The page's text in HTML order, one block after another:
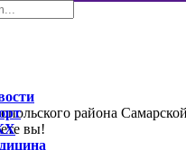
района
вы!